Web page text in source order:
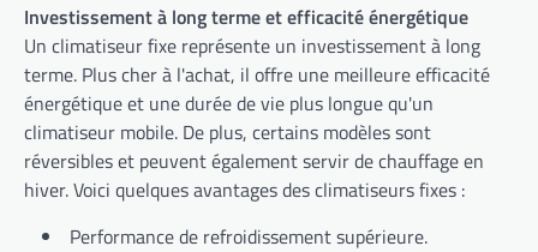
Investissement à long terme et efficacité énergétique
Un climatiseur fixe représente un investissement à long
terme. Plus cher à l'achat, il offre une meilleure efficacité
énergétique et une durée de vie plus longue qu'un
climatiseur mobile. De plus, certains modèles sont
réversibles et peuvent également servir de chauffage en
hiver. Voici quelques avantages des climatiseurs fixes :
Performance de refroidissement supérieure.